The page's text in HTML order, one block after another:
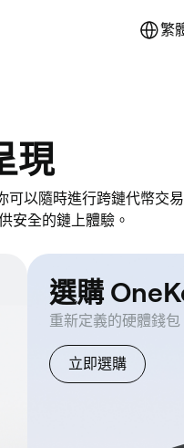
繁
現
以隨時進行跨鏈代幣交
安全的鏈上體驗。
選購
重新定義的硬體錢包
立即選購